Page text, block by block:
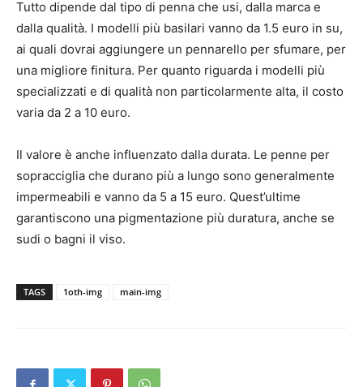
Tutto dipende dal tipo di penna che usi, dalla marca e
dalla qualità. I modelli più basilari vanno da 1.5 euro in su,
ai quali dovrai aggiungere un pennarello per sfumare, per
una migliore finitura. Per quanto riguarda i modelli più
specializzati e di qualità non particolarmente alta, il costo
varia da 2 a 10 euro.
Il valore è anche influenzato dalla durata. Le penne per
sopracciglia che durano più a lungo sono generalmente
impermeabili e vanno da 5 a 15 euro. Quest’ultime
garantiscono una pigmentazione più duratura, anche se
sudi o bagni il viso.
TAGS 1oth-img main-img